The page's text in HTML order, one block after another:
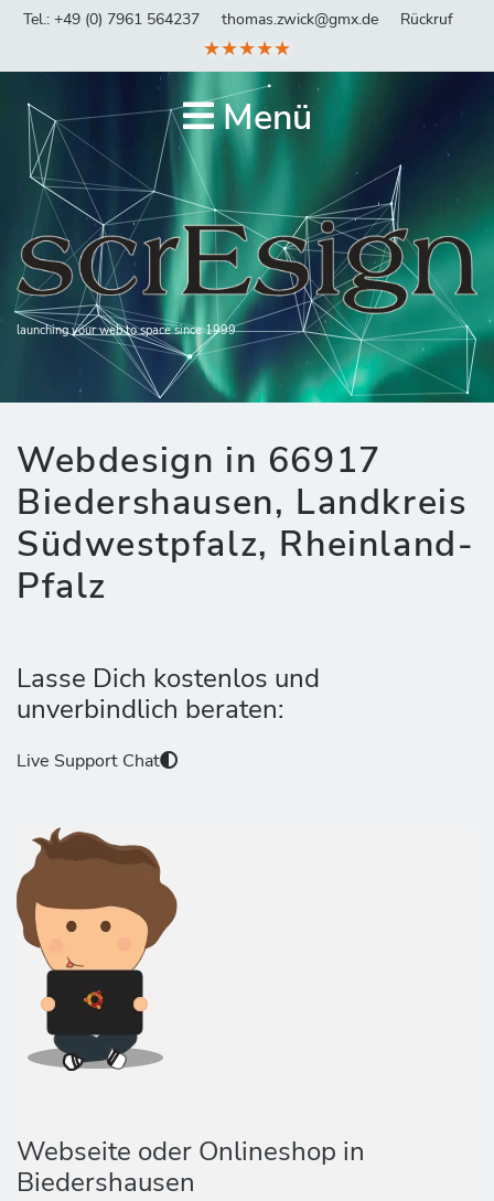
Tel.: +49 (0) 7961 564237 thomas.zwick@gmx.de Rückruf
★★★★★
Menü
launching your web to space since 1999
Webdesign in 66917
Biedershausen, Landkreis
Südwestpfalz, Rheinland-
Pfalz
Lasse Dich kostenlos und
unverbindlich beraten:
Live Support Chat
Webseite oder Onlineshop in
Biedershausen